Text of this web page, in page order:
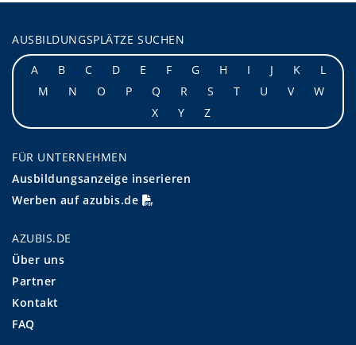
AUSBILDUNGSPLÄTZE SUCHEN
A
B C D E F G H I J K
L
M
N O P Q R S T U V
W
X
Y Z
FÜR UNTERNEHMEN
Ausbildungsanzeige inserieren
Werben auf azubis.de
AZUBIS.DE
Über uns
Partner
Kontakt
FAQ